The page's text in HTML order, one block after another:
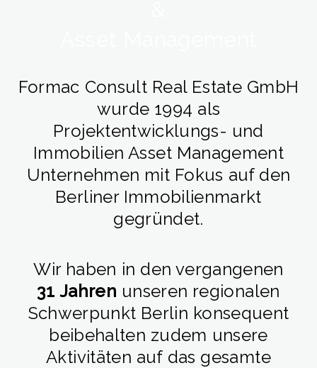
Formac Consult Real Estate GmbH
wurde 1994 als
Projektentwicklungs- und
Immobilien Asset Management
Unternehmen mit Fokus auf den
Berliner Immobilienmarkt
gegründet.
Wir haben in den vergangenen
31 Jahren unseren regionalen
Schwerpunkt Berlin konsequent
beibehalten zudem unsere
Aktivitäten auf das gesamte